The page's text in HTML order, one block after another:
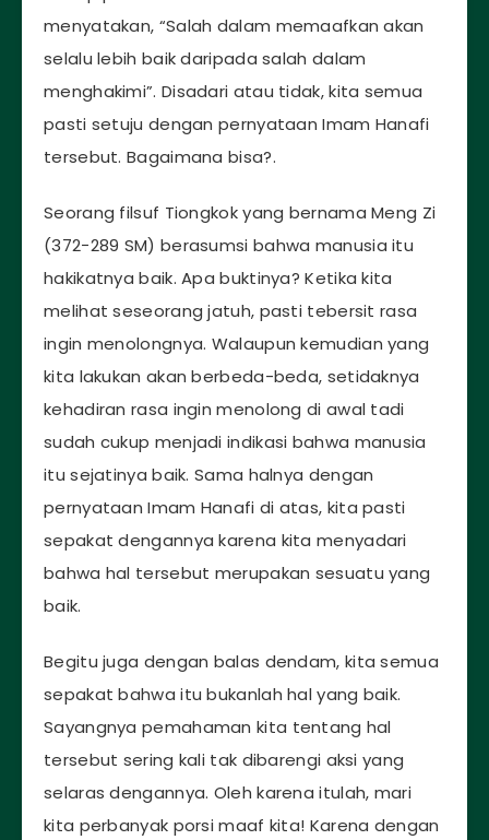
menyatakan, “Salah dalam memaafkan akan
selalu lebih baik daripada salah dalam
menghakimi”. Disadari atau tidak, kita semua
pasti setuju dengan pernyataan Imam Hanafi
tersebut. Bagaimana bisa?.
Seorang filsuf Tiongkok yang bernama Meng Zi
(372−289 SM) berasumsi bahwa manusia itu
hakikatnya baik. Apa buktinya? Ketika kita
melihat seseorang jatuh, pasti tebersit rasa
ingin menolongnya. Walaupun kemudian yang
kita lakukan akan berbeda-beda, setidaknya
kehadiran rasa ingin menolong di awal tadi
sudah cukup menjadi indikasi bahwa manusia
itu sejatinya baik. Sama halnya dengan
pernyataan Imam Hanafi di atas, kita pasti
sepakat dengannya karena kita menyadari
bahwa hal tersebut merupakan sesuatu yang
baik.
Begitu juga dengan balas dendam, kita semua
sepakat bahwa itu bukanlah hal yang baik.
Sayangnya pemahaman kita tentang hal
tersebut sering kali tak dibarengi aksi yang
selaras dengannya. Oleh karena itulah, mari
kita perbanyak porsi maaf kita! Karena dengan